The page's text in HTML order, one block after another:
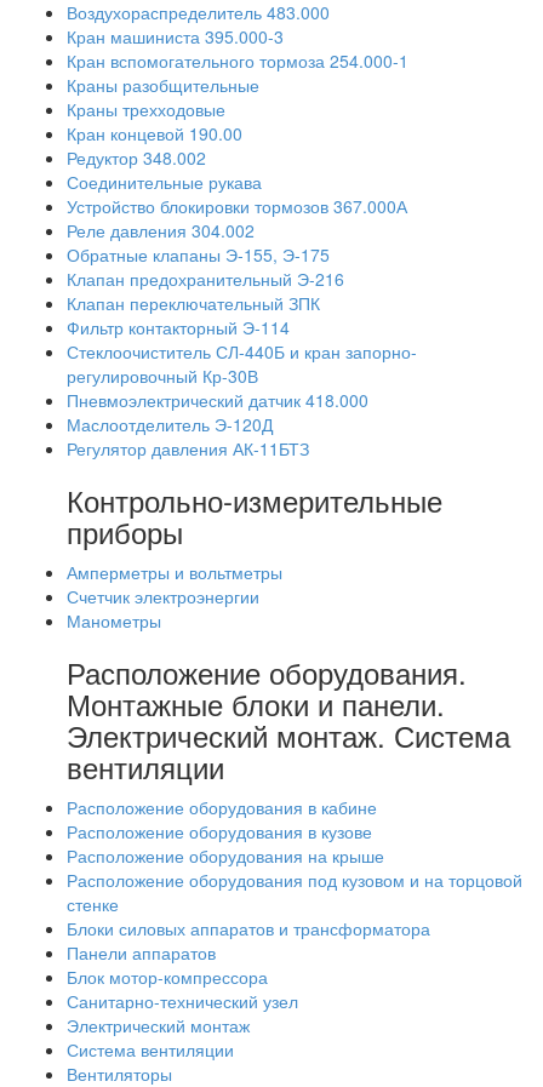
Воздухораспределитель 483.000
Кран машиниста 395.000-3
Кран вспомогательного тормоза 254.000-1
Краны разобщительные
Краны трехходовые
Кран концевой 190.00
Редуктор 348.002
Соединительные рукава
Устройство блокировки тормозов 367.000А
Реле давления 304.002
Обратные клапаны Э-155, Э-175
Клапан предохранительный Э-216
Клапан переключательный ЗПК
Фильтр контакторный Э-114
Стеклоочиститель СЛ-440Б и кран запорно-
регулировочный Кр-30В
Пневмоэлектрический датчик 418.000
Маслоотделитель Э-120Д
Регулятор давления АК-11БТЗ
Контрольно-измерительные
приборы
Амперметры и вольтметры
Счетчик электроэнергии
Манометры
Расположение оборудования.
Монтажные блоки и панели.
Электрический монтаж. Система
вентиляции
Расположение оборудования в кабине
Расположение оборудования в кузове
Расположение оборудования на крыше
Расположение оборудования под кузовом и на торцовой
стенке
Блоки силовых аппаратов и трансформатора
Панели аппаратов
Блок мотор-компрессора
Санитарно-технический узел
Электрический монтаж
Система вентиляции
Вентиляторы